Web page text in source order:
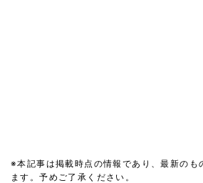
※本記事は掲載時点の情報であり、最新のも
ます。予めご了承ください。